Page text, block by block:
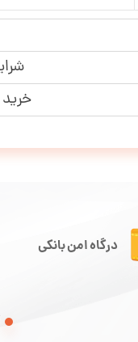
درگاه امن بانکی